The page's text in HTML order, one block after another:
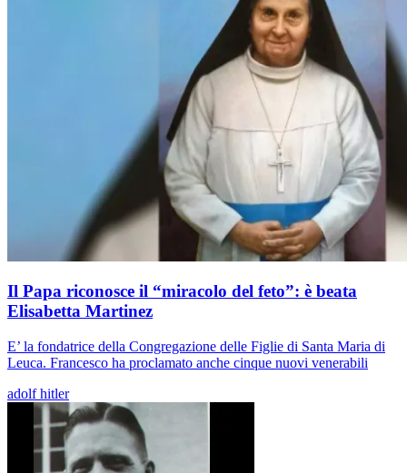
Il Papa riconosce il “miracolo del feto”: è beata
Elisabetta Martinez
E’ la fondatrice della Congregazione delle Figlie di Santa Maria di
Leuca. Francesco ha proclamato anche cinque nuovi venerabili
adolf hitler